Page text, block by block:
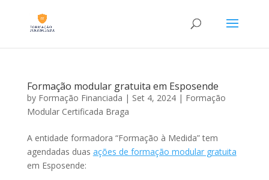
Formação modular gratuita em Esposende
by Formação Financiada | Set 4, 2024| Formação
Modular Certificada Braga
A entidade formadora “Formação à Medida” tem
agendadas duas ações de formação modular gratuita
em Esposende: